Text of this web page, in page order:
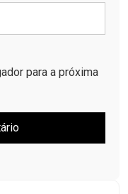
para a próxima